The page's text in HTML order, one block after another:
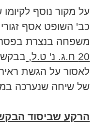
על מקור נוסף
כב' השופט אסף זגורי
משפחה בנצרת
20 ח.ג. נ' ט.ל,
לאסור על הגשת
של שיחה שנערכה
הרקע שביסוד